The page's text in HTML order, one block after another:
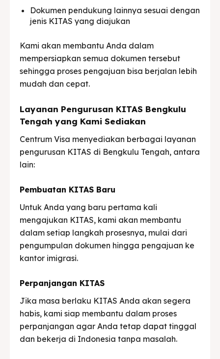
Dokumen pendukung lainnya sesuai dengan
jenis KITAS yang diajukan
Kami akan membantu Anda dalam
mempersiapkan semua dokumen tersebut
sehingga proses pengajuan bisa berjalan lebih
mudah dan cepat.
Layanan Pengurusan KITAS Bengkulu
Tengah yang Kami Sediakan
Centrum Visa menyediakan berbagai layanan
pengurusan KITAS di Bengkulu Tengah, antara
lain:
Pembuatan KITAS Baru
Untuk Anda yang baru pertama kali
mengajukan KITAS, kami akan membantu
dalam setiap langkah prosesnya, mulai dari
pengumpulan dokumen hingga pengajuan ke
kantor imigrasi.
Perpanjangan KITAS
Jika masa berlaku KITAS Anda akan segera
habis, kami siap membantu dalam proses
perpanjangan agar Anda tetap dapat tinggal
dan bekerja di Indonesia tanpa masalah.